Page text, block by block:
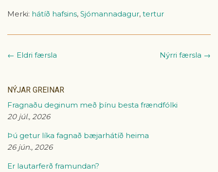
Merki: hátíð hafsins, Sjómannadagur, tertur
← Eldri færsla Nýrri færsla →
NÝJAR GREINAR
Fragnaðu deginum með þínu besta frændfólki
20 júl., 2026
Þú getur líka fagnað bæjarhátíð heima
26 jún., 2026
Er lautarferð framundan?